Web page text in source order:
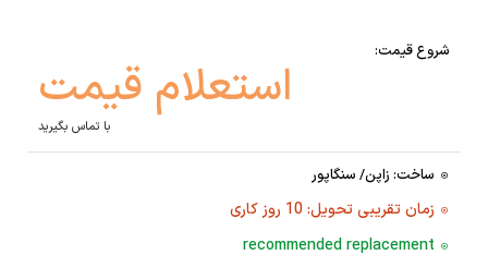
شروع قیمت:
استعلام قیمت
با تماس بگیرید
ساخت: زاپن/ سنگاپور
زمان تقریبی تحویل: 10 روز کاری
recommended replacement